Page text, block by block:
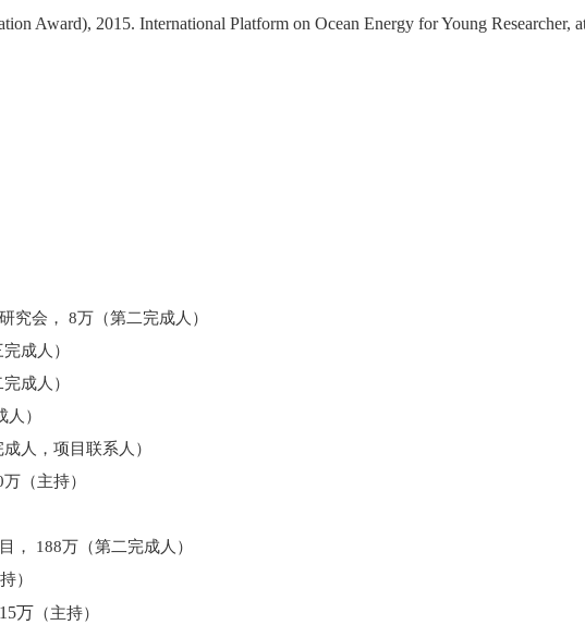
Award), 2015. International Platform on Ocean Energy for Young Researcher,
究会， 8万（第二完成人）
成人）
成人）
）
人，项目联系人）
万（主持）
， 188万（第二完成人）
）
15万 （主持）